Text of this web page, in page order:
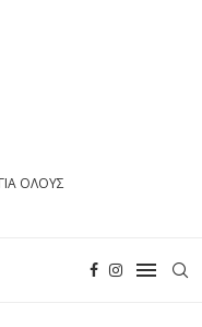
ΟΛΟΥΣ